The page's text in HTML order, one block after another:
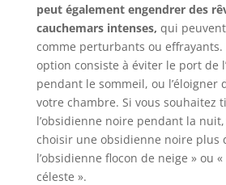
peut également engendrer des
cauchemars intenses, qui
comme perturbants ou effrayants.
option consiste à éviter le port de
pendant le sommeil, ou l’éloigner
votre chambre. Si vous souhaitez
l’obsidienne noire pendant la
choisir une obsidienne noire plus
l’obsidienne flocon de neige » ou
céleste ».